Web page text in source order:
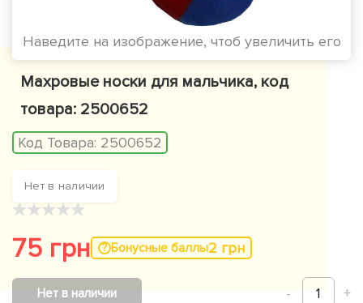
Наведите на изображение, чтоб увеличить его
Махровые носки для мальчика, код
товара: 2500652
Код Товара: 2500652
Нет в наличии
★★★★★
75 грн Бонусные баллы2 грн
- 1 +
Нет в наличии